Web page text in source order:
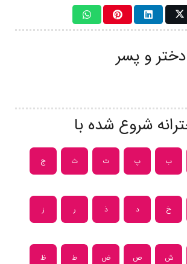
و پسر
شروع شده با
ب پ ت ث ج
خ د ذ ر ز
ش ص ض ط ظ